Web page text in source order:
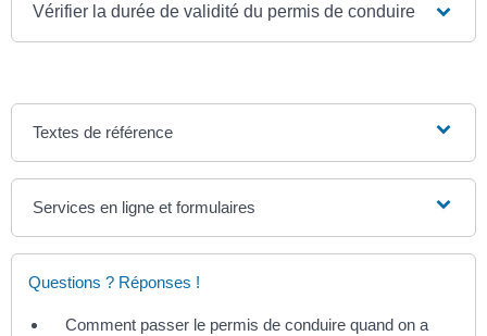
Vérifier la durée de validité du permis de conduire
Textes de référence
Services en ligne et formulaires
Questions ? Réponses !
Comment passer le permis de conduire quand on a